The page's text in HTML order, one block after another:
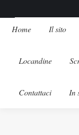
Home Il sito
Locandine
Contattaci In